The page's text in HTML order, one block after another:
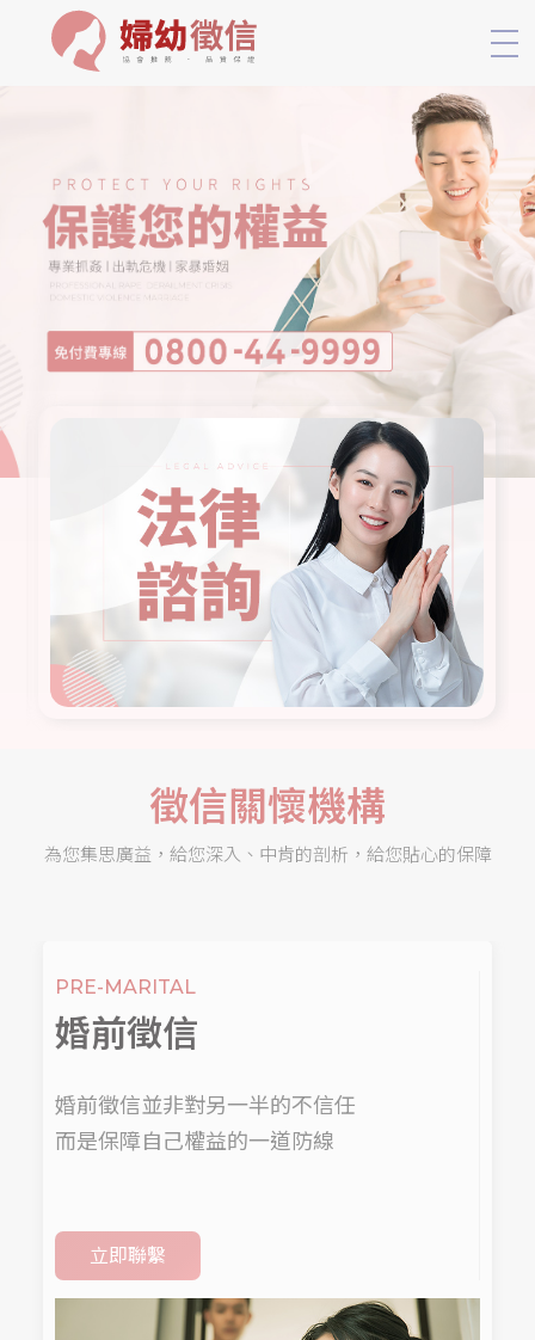
徵信關懷機構
為您集思廣益，給您深入、中肯的剖析，給您貼心的保障
PRE-MARITAL
婚前徵信
婚前徵信並非對另一半的不信任
而是保障自己權益的一道防線
立即聯繫